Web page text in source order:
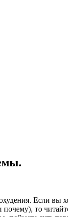
Если вы
почему), то